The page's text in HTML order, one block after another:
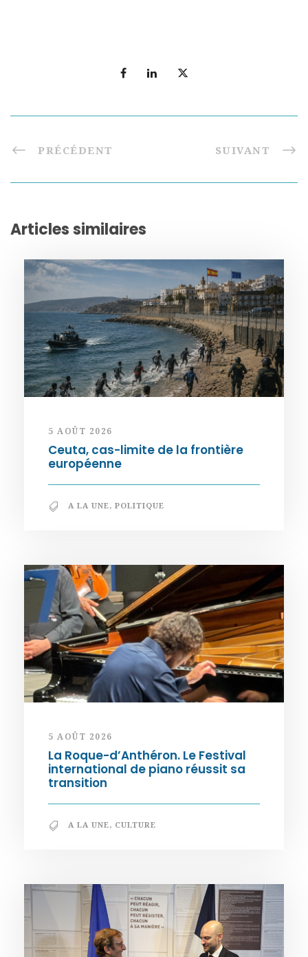
PRÉCÉDENT SUIVANT
Articles similaires
5 AOÛT 2026
Ceuta, cas-limite de la frontière
européenne
A LA UNE, POLITIQUE
5 AOÛT 2026
La Roque-d’Anthéron. Le Festival
international de piano réussit sa
transition
A LA UNE, CULTURE